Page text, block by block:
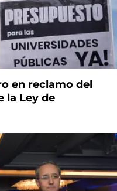
en reclamo del
la Ley de